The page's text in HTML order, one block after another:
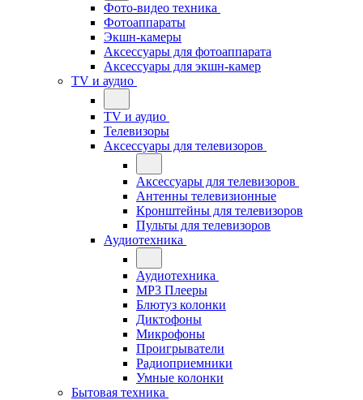
Фото-видео техника
Фотоаппараты
Экшн-камеры
Аксессуары для фотоаппарата
Аксессуары для экшн-камер
TV и аудио
TV и аудио
Телевизоры
Аксессуары для телевизоров
Аксессуары для телевизоров
Антенны телевизионные
Кронштейны для телевизоров
Пульты для телевизоров
Аудиотехника
Аудиотехника
MP3 Плееры
Блютуз колонки
Диктофоны
Микрофоны
Проигрыватели
Радиоприемники
Умные колонки
Бытовая техника